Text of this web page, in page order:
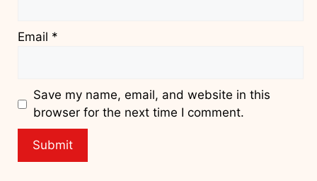
Email *
Save my name, email, and website in this
browser for the next time I comment.